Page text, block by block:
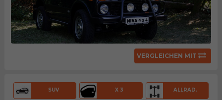
VERGLEICHEN MIT
SUV X 3 ALLRAD.